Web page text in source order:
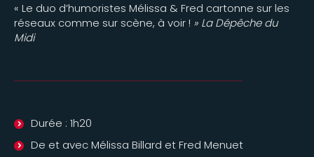
« Le duo d’humoristes Mélissa & Fred cartonne sur les
réseaux comme sur scène, à voir ! » La Dépêche du
Midi
Durée : 1h20
De et avec Mélissa Billard et Fred Menuet